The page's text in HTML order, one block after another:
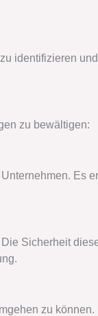
identifizieren
zu bewältigen:
Es
Sicherheit
zu